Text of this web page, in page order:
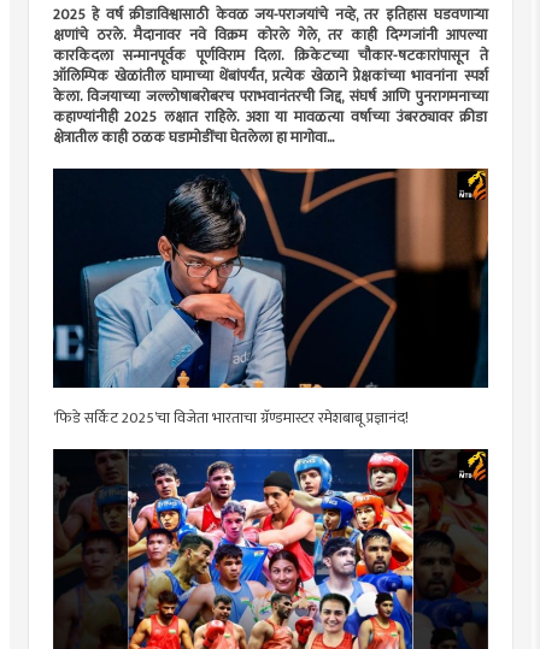
2025 हे वर्ष क्रीडाविश्वासाठी केवळ जय-पराजयांचे नव्हे, तर इतिहास घडवणाऱ्या
क्षणांचे ठरले. मैदानावर नवे विक्रम कोरले गेले, तर काही दिग्गजांनी आपल्या
कारकिदला सन्मानपूर्वक पूर्णविराम दिला. क्रिकेटच्या चौकार-षटकारांपासून ते
ऑलिम्पिक खेळांतील घामाच्या थेंबांपर्यंत, प्रत्येक खेळाने प्रेक्षकांच्या भावनांना स्पर्श
केला. विजयाच्या जल्लोषाबरोबरच पराभवानंतरची जिद्द, संघर्ष आणि पुनरागमनाच्या
कहाण्यांनीही 2025 लक्षात राहिले. अशा या मावळत्या वर्षाच्या उंबरठ्यावर क्रीडा
क्षेत्रातील काही ठळक घडामोडींचा घेतलेला हा मागोवा...
‘फिडे सर्किट 2025‌’चा विजेता भारताचा ग्रॅण्डमास्टर रमेशबाबू प्रज्ञानंद!